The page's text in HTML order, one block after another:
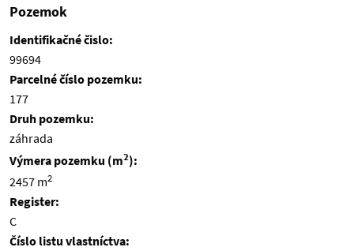
Pozemok
Identifikačné čislo:
99694
Parcelné číslo pozemku:
177
Druh pozemku:
záhrada
Výmera pozemku (m2):
2457 m2
Register:
C
Číslo listu vlastníctva: